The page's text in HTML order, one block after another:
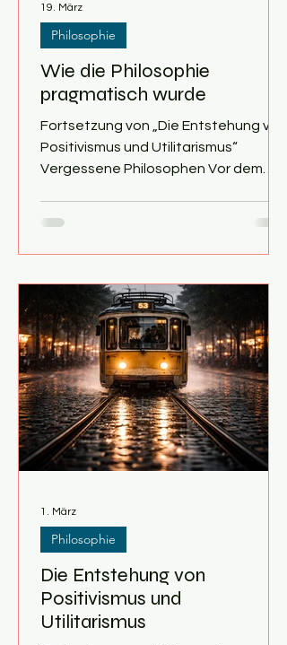
Wie die Philosophie
pragmatisch wurde
Fortsetzung von „Die Entstehung von
Positivismus und Utilitarismus“
Vergessene Philosophen Vor dem
stellte sich in der zweiten Hälfte des
Frage, welche Existenzberechtigung
die Philosophie überhaupt noch habe.
Hundert Jahre nach Kant traten
einige heute wenig bekannte
deutsche Akademiker erneut an, um
ihr Fach zu retten. Hilfe bekamen sie
von dem Physiologen Emil du Bo
Philosophie
19. März
Die Entstehung von
Positivismus und
Utilitarismus
Philosophie
1. März